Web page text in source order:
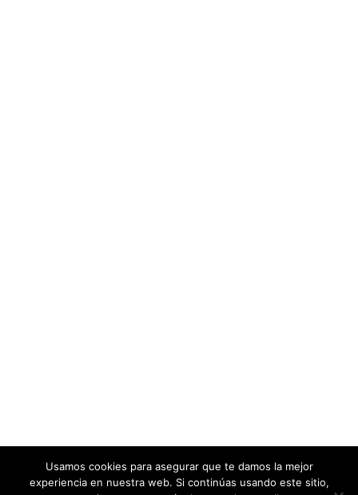
Usamos cookies para asegurar que te damos la mejor
experiencia en nuestra web. Si continúas usando este sitio,